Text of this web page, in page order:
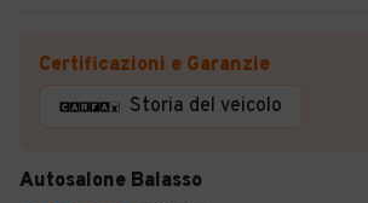
Certificazioni e Garanzie
Storia del veicolo
Autosalone Balasso